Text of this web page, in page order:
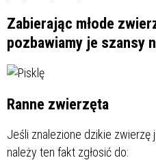
Zabierając młode
pozbawiamy je szansy
Ranne zwierzęta
Jeśli znalezione dzikie
należy ten fakt zgłosić do: